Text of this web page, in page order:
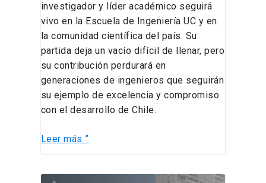
investigador y líder académico seguirá
vivo en la Escuela de Ingeniería UC y en
la comunidad científica del país. Su
partida deja un vacío difícil de llenar, pero
su contribución perdurará en
generaciones de ingenieros que seguirán
su ejemplo de excelencia y compromiso
con el desarrollo de Chile.
Leer más ”